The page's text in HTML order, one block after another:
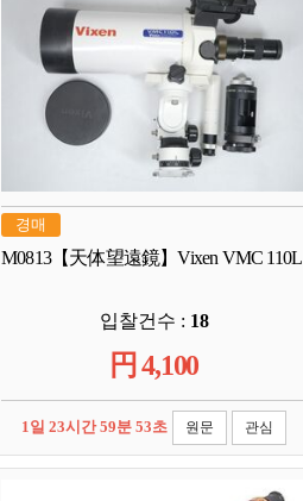
경매
M0813【天体望遠鏡】Vixen VMC 110L
입찰건수 : 18
円4,100
1일 23시간 59분 52초 원문 관심